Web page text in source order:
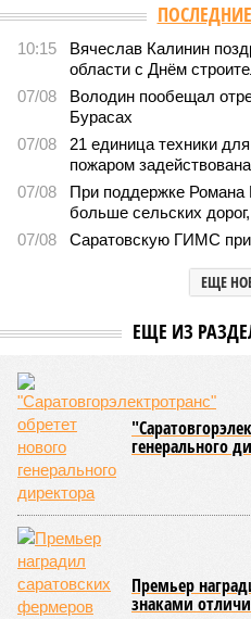
10:15
Вячеслав Калинин
области с Днём
07/08
Володин пообещал
Бурасах
07/08
21 единица техники
пожаром
07/08
При поддержке Романа
больше сельских
07/08
Саратовскую ГИМС
ЕЩЕ
ЕЩЕ ИЗ
генерального
Премьер
знаками